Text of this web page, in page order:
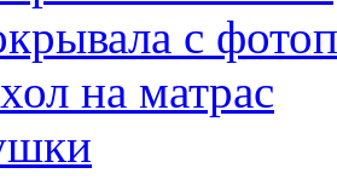
с
на матрас